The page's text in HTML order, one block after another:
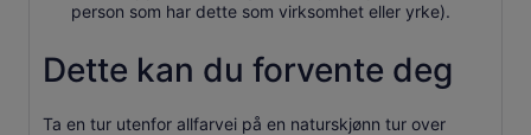
person som har dette som virksomhet eller yrke).
Dette kan du forvente deg
Ta en tur utenfor allfarvei på en naturskjønn tur over